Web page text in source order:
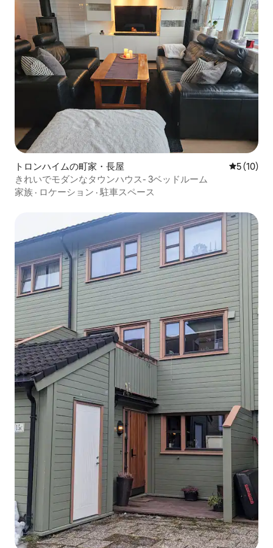
トロンハイムの町家・長屋 レビュー
5 (10)
きれいでモダンなタウンハウス- 3ベッドルーム
家族 · ロケーション · 駐車スペース